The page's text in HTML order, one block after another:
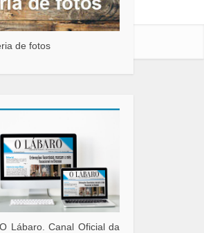
CONTATO
de fotos
Lábaro. Canal Oficial da